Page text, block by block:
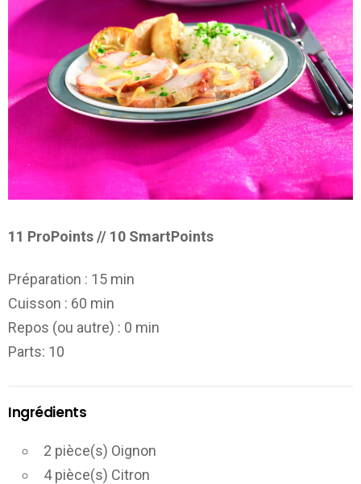
11 ProPoints // 10 SmartPoints
Préparation : 15 min
Cuisson : 60 min
Repos (ou autre) : 0 min
Parts: 10
Ingrédients
2 pièce(s) Oignon
4 pièce(s) Citron